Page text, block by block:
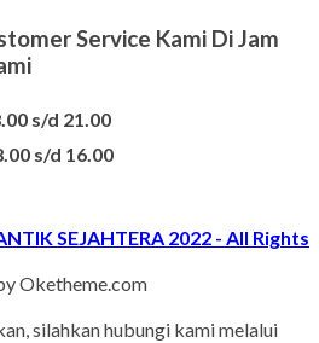
Service Kami Di Jam
s/d 21.00
s/d 16.00
SEJAHTERA 2022 - All Rights
Oketheme.com
silahkan hubungi kami melalui